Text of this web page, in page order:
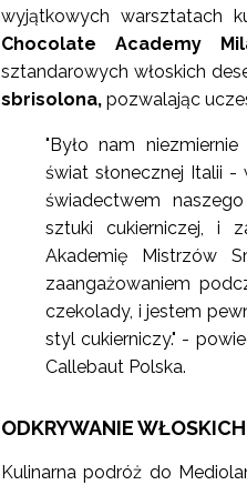
wyjątkowych warsztatach
Chocolate Academy
sztandarowych włoskich
sbrisolona, pozwalając
"Było nam
świat słonecznej Italii
świadectwem
sztuki cukierniczej, i
Akademię Mistrzów
zaangażowaniem
czekolady, i jestem
styl cukierniczy." -
Callebaut Polska.
ODKRYWANIE
Kulinarna podróż do